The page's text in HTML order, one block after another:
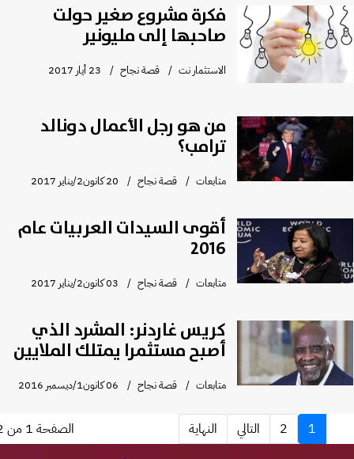
فكرة مشروع صغير حولت
صاحبها إلى مليونير
الاستثمار نت قصة نجاح 23 أيار 2017
من هو رجل الأعمال دونالد
ترامب؟
متابعات قصة نجاح 20 كانون2/يناير 2017
أقوى السيدات العربيات عام
2016
متابعات قصة نجاح 03 كانون2/يناير 2017
كريس غاردنر: المشرد الذي
أصبح مستثمرا يمتلك الملايين
متابعات قصة نجاح 06 كانون1/ديسمبر 2016
1
2 التالي النهاية الصفحة 1 من 2